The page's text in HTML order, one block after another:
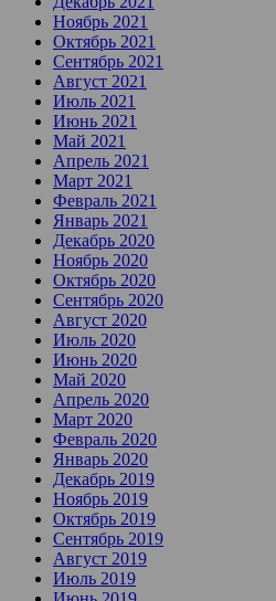
Ноябрь 2021
Октябрь 2021
Сентябрь 2021
Август 2021
Июль 2021
Июнь 2021
Май 2021
Апрель 2021
Март 2021
Февраль 2021
Январь 2021
Декабрь 2020
Ноябрь 2020
Октябрь 2020
Сентябрь 2020
Август 2020
Июль 2020
Июнь 2020
Май 2020
Апрель 2020
Март 2020
Февраль 2020
Январь 2020
Декабрь 2019
Ноябрь 2019
Октябрь 2019
Сентябрь 2019
Август 2019
Июль 2019